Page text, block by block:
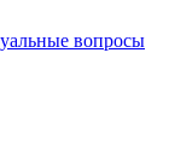
вопросы